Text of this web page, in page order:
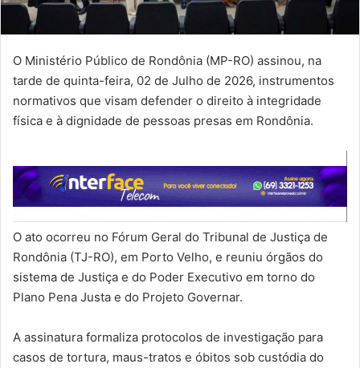
O Ministério Público de Rondônia (MP-RO) assinou, na
tarde de quinta-feira, 02 de Julho de 2026, instrumentos
normativos que visam defender o direito à integridade
física e à dignidade de pessoas presas em Rondônia.
O ato ocorreu no Fórum Geral do Tribunal de Justiça de
Rondônia (TJ-RO), em Porto Velho, e reuniu órgãos do
sistema de Justiça e do Poder Executivo em torno do
Plano Pena Justa e do Projeto Governar.
A assinatura formaliza protocolos de investigação para
casos de tortura, maus-tratos e óbitos sob custódia do